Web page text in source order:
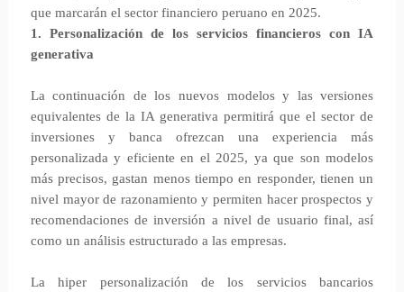
que marcarán el sector financiero peruano en 2025.
1. Personalización de los servicios financieros con IA
generativa
La continuación de los nuevos modelos y las versiones
equivalentes de la IA generativa permitirá que el sector de
inversiones y banca ofrezcan una experiencia más
personalizada y eficiente en el 2025, ya que son modelos
más precisos, gastan menos tiempo en responder, tienen un
nivel mayor de razonamiento y permiten hacer prospectos y
recomendaciones de inversión a nivel de usuario final, así
como un análisis estructurado a las empresas.
La hiper personalización de los servicios bancarios